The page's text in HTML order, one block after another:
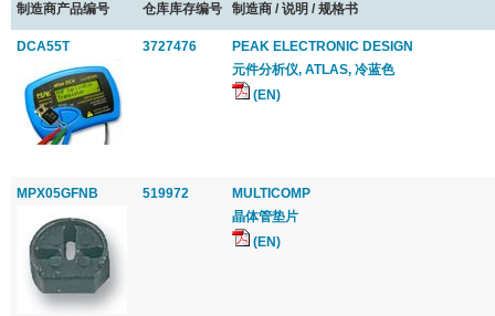
制造商产品编号 仓库库存编号 制造商 / 说明 / 规格书
DCA55T 3727476
PEAK ELECTRONIC DESIGN
元件分析仪, ATLAS, 冷蓝色
(EN)
MPX05GFNB 519972
MULTICOMP
晶体管垫片
(EN)